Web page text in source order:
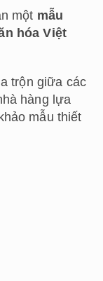
một mẫu
hóa Việt
trộn giữa các
hàng lựa
mẫu thiết